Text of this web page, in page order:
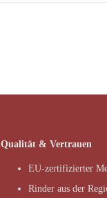
Qualität & Vertrauen
EU-zertifizierter
Rinder aus der